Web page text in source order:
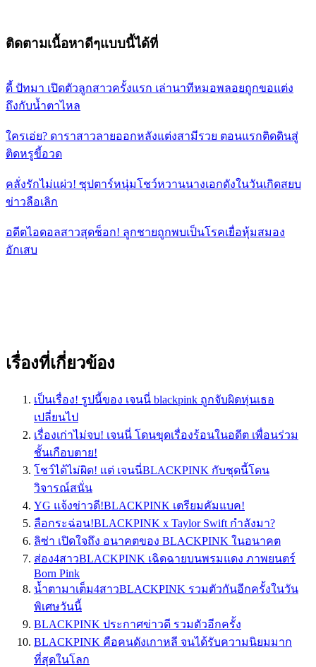
ติดตามเนื้อหาดีๆแบบนี้ได้ที่
ดี้ ปัทมา เปิดตัวลูกสาวครั้งแรก เล่านาทีหมอพลอยถูกขอแต่ง
ถึงกับน้ำตาไหล
ใครเอ่ย? ดาราสาวลายออกหลังแต่งสามีรวย ตอนแรกติดดินสู่
ติดหรูขี้อวด
คลั่งรักไม่แผ่ว! ซุปตาร์หนุ่มโชว์หวานนางเอกดังในวันเกิดสยบ
ข่าวลือเลิก
อดีตไอดอลสาวสุดช็อก! ลูกชายถูกพบเป็นโรคเยื่อหุ้มสมอง
อักเสบ
เรื่องที่เกี่ยวข้อง
เป็นเรื่อง! รูปนี้ของ เจนนี่ blackpink ถูกจับผิดหุ่นเธอ
เปลี่ยนไป
เรื่องเก่าไม่จบ! เจนนี่ โดนขุดเรื่องร้อนในอดีต เพื่อนร่วม
ชั้นเกือบตาย!
โชว์ได้ไม่ผิด! เเต่ เจนนี่BLACKPINK กับชุดนี้โดน
วิจารณ์สนั่น
YG แจ้งข่าวดี!BLACKPINK เตรียมคัมแบค!
ลือกระฉ่อน!BLACKPINK x Taylor Swift กำลังมา?
ลิซ่า เปิดใจถึง อนาคตของ BLACKPINK ในอนาคต
ส่อง4สาวBLACKPINK เฉิดฉายบนพรมแดง ภาพยนตร์
Born Pink
น้ำตามาเต็ม4สาวBLACKPINK รวมตัวกันอีกครั้งในวัน
พิเศษวันนี้
BLACKPINK ประกาศข่าวดี รวมตัวอีกครั้ง
BLACKPINK คือคนดังเกาหลี จนได้รับความนิยมมาก
ที่สุดในโลก